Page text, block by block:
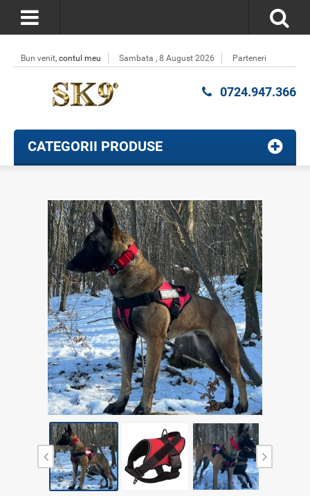
Bun venit, contul meu Sambata , 8 August 2026 Parteneri
0724.947.366
CATEGORII PRODUSE